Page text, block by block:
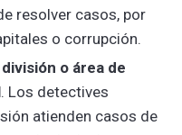
resolver casos, por
o corrupción.
o área de
. Los detectives
atienden casos de